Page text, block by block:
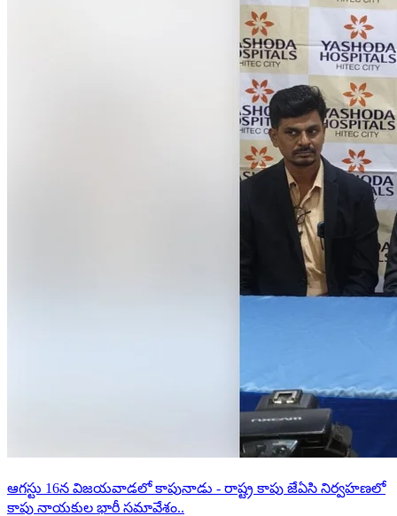
ఆగస్టు 16న విజయవాడలో కాపునాడు - రాష్ట్ర కాపు జేఏసి నిర్వహణలో
కాపు నాయకుల భారీ సమావేశం..